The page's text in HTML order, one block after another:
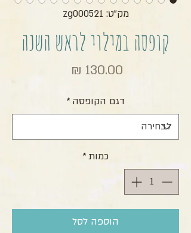
מק"ט: zg000521
קופסה במילוי לראש השנה
דגם הקופסה *
כמות*
הוספה לסל